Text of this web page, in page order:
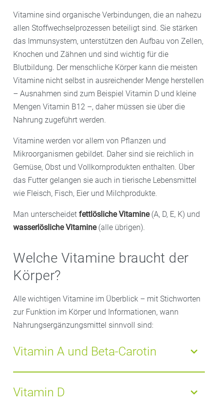
Vitamine sind organische Verbindungen, die an nahezu
allen Stoffwechselprozessen beteiligt sind. Sie stärken
das Immunsystem, unterstützen den Aufbau von Zellen,
Knochen und Zähnen und sind wichtig für die
Blutbildung. Der menschliche Körper kann die meisten
Vitamine nicht selbst in ausreichender Menge herstellen
– Ausnahmen sind zum Beispiel Vitamin D und kleine
Mengen Vitamin B12 –, daher müssen sie über die
Nahrung zugeführt werden.
Vitamine werden vor allem von Pflanzen und
Mikroorganismen gebildet. Daher sind sie reichlich in
Gemüse, Obst und Vollkornprodukten enthalten. Über
das Futter gelangen sie auch in tierische Lebensmittel
wie Fleisch, Fisch, Eier und Milchprodukte.
Man unterscheidet fettlösliche Vitamine(A, D, E, K) und
wasserlösliche Vitamine(alle übrigen).
Welche Vitamine braucht der
Körper?
Alle wichtigen Vitamine im Überblick – mit Stichworten
zur Funktion im Körper und Informationen, wann
Nahrungsergänzungsmittel sinnvoll sind:
Vitamin A und Beta-Carotin
Bedeutung:Vitamin A und Beta-Carotin sind wichtig
für Augen, Haut, Schleimhäute und Immunsystem
Vitamin D